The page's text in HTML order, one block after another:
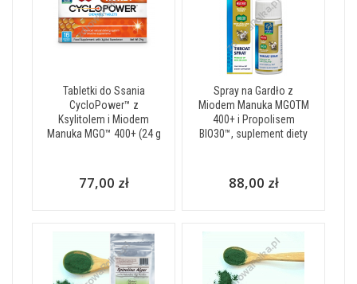
Tabletki do Ssania
CycloPower™ z
Ksylitolem i Miodem
Manuka MGO™ 400+ (24 g
77,00 zł
Spray na Gardło z
Miodem Manuka MGOTM
400+ i Propolisem
BIO30™, suplement diety
88,00 zł